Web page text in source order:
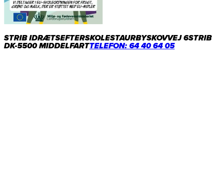
STRIB IDRÆTSEFTERSKOLESTAURBYSKOVVEJ 6STRIB
DK-5500 MIDDELFARTTELEFON: 64 40 64 05